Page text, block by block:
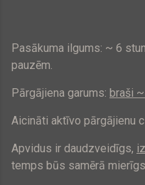
Pasākuma ilgums: ~ 6
pauzēm.
Pārgājiena garums: braši
Aicināti aktīvo pārgājienu
Apvidus ir daudzveidīgs,
temps būs samērā